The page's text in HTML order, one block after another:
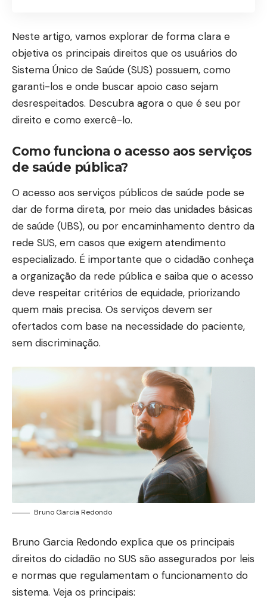
Neste artigo, vamos explorar de forma clara e
objetiva os principais direitos que os usuários do
Sistema Único de Saúde (SUS) possuem, como
garanti-los e onde buscar apoio caso sejam
desrespeitados. Descubra agora o que é seu por
direito e como exercê-lo.
Como funciona o acesso aos serviços
de saúde pública?
O acesso aos serviços públicos de saúde pode se
dar de forma direta, por meio das unidades básicas
de saúde (UBS), ou por encaminhamento dentro da
rede SUS, em casos que exigem atendimento
especializado. É importante que o cidadão conheça
a organização da rede pública e saiba que o acesso
deve respeitar critérios de equidade, priorizando
quem mais precisa. Os serviços devem ser
ofertados com base na necessidade do paciente,
sem discriminação.
Bruno Garcia Redondo
Bruno Garcia Redondo explica que os principais
direitos do cidadão no SUS são assegurados por leis
e normas que regulamentam o funcionamento do
sistema. Veja os principais: